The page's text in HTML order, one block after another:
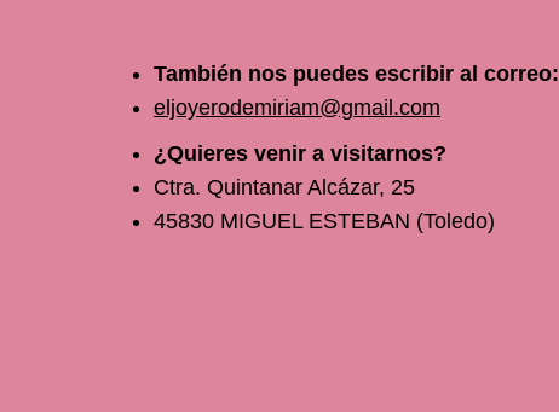
También nos puedes escribir al correo:
eljoyerodemiriam@gmail.com
¿Quieres venir a visitarnos?
Ctra. Quintanar Alcázar, 25
45830 MIGUEL ESTEBAN (Toledo)